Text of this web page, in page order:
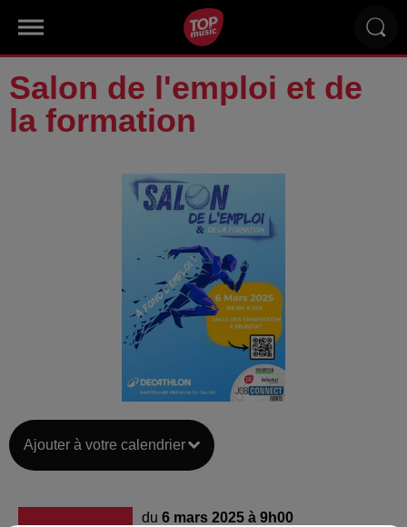
Salon de l'emploi et de
la formation
Ajouter à votre calendrier
du 6 mars 2025 à 9h00